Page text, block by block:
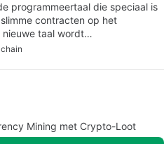
programmeertaal die speciaal is
contracten op het
nieuwe taal wordt…
Mining met Crypto-Loot